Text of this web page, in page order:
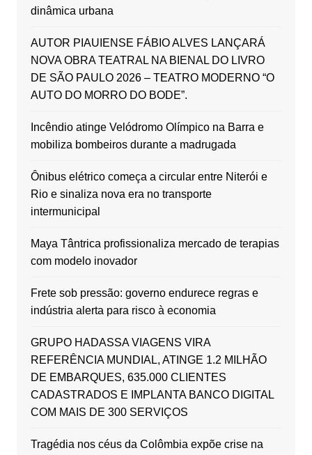
dinâmica urbana
AUTOR PIAUIENSE FÁBIO ALVES LANÇARÁ
NOVA OBRA TEATRAL NA BIENAL DO LIVRO
DE SÃO PAULO 2026 – TEATRO MODERNO “O
AUTO DO MORRO DO BODE”.
Incêndio atinge Velódromo Olímpico na Barra e
mobiliza bombeiros durante a madrugada
Ônibus elétrico começa a circular entre Niterói e
Rio e sinaliza nova era no transporte
intermunicipal
Maya Tântrica profissionaliza mercado de terapias
com modelo inovador
Frete sob pressão: governo endurece regras e
indústria alerta para risco à economia
GRUPO HADASSA VIAGENS VIRA
REFERÊNCIA MUNDIAL, ATINGE 1.2 MILHÃO
DE EMBARQUES, 635.000 CLIENTES
CADASTRADOS E IMPLANTA BANCO DIGITAL
COM MAIS DE 300 SERVIÇOS
Tragédia nos céus da Colômbia expõe crise na